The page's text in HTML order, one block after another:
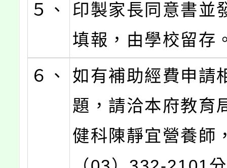
５、
印製家長同意書並
填報，由學校留存
６、
如有補助經費申請
題，請洽本府教育
健科陳靜宜營養師